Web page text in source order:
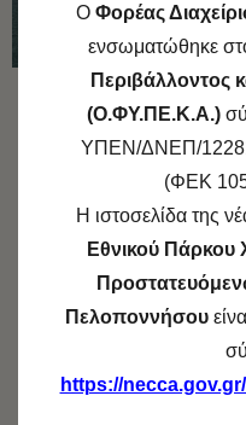
SHARE
SHARE
O Φορέας
ενσωματώθηκε
Περιβάλλοντος
(Ο.ΦΥ.ΠΕ.Κ.Α.)
ΥΠΕΝ/ΔΝΕΠ/
(ΦΕΚ
Η ιστοσελίδα της
Εθνικού Πάρκου
Πελοποννήσου
https://